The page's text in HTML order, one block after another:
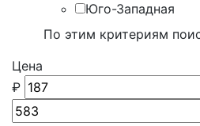
Юго-Западная
По этим критериям
Цена
₽